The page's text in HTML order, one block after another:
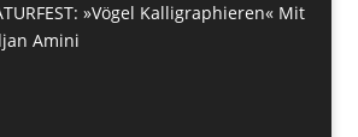
»Vögel Kalligraphieren« Mit
Amini